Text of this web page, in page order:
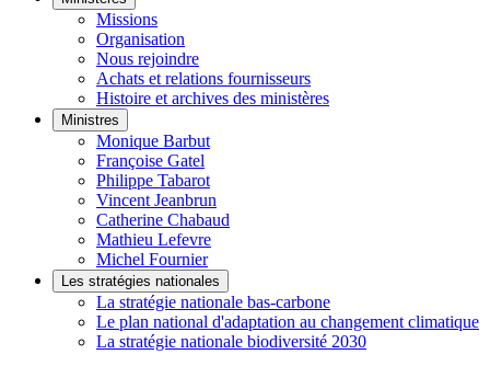
Missions
Organisation
Nous rejoindre
Achats et relations fournisseurs
Histoire et archives des ministères
Ministres
Monique Barbut
Françoise Gatel
Philippe Tabarot
Vincent Jeanbrun
Catherine Chabaud
Mathieu Lefevre
Michel Fournier
Les stratégies nationales
La stratégie nationale bas-carbone
Le plan national d'adaptation au changement climatique
La stratégie nationale biodiversité 2030